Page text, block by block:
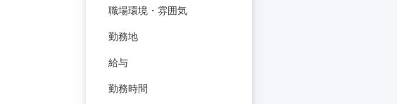
職場環境・雰囲気
勤務地
給与
勤務時間